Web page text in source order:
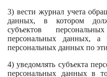
3) вести журнал учета
данных, в котором
субъектов
персональных данных, а
персональных данных по
4) уведомлять субъекта
персональных данных в